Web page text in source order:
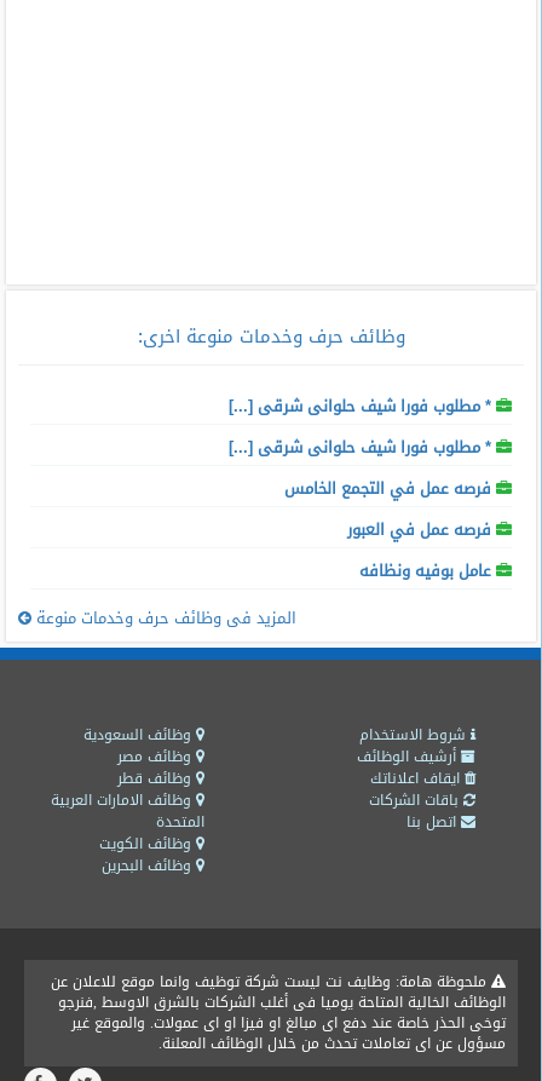
وظائف حرف وخدمات منوعة اخرى:
* مطلوب فورا شيف حلوانى شرقى [...]
* مطلوب فورا شيف حلوانى شرقى [...]
فرصه عمل في التجمع الخامس
فرصه عمل في العبور
عامل بوفيه ونظافه
المزيد فى وظائف حرف وخدمات منوعة
وظائف السعودية
وظائف مصر
وظائف قطر
وظائف الامارات العربية
المتحدة
وظائف الكويت
وظائف البحرين
شروط الاستخدام
أرشيف الوظائف
ايقاف اعلاناتك
باقات الشركات
اتصل بنا
ملحوظة هامة: وظايف نت ليست شركة توظيف وانما موقع للاعلان عن
الوظائف الخالية المتاحة يوميا فى أغلب الشركات بالشرق الاوسط ,فنرجو
توخى الحذر خاصة عند دفع اى مبالغ او فيزا او اى عمولات. والموقع غير
مسؤول عن اى تعاملات تحدث من خلال الوظائف المعلنة.